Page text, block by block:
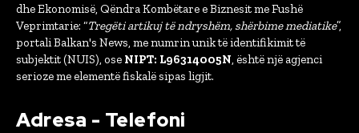
dhe Ekonomisë, Qëndra Kombëtare e Biznesit me Fushë
Veprimtarie: “Tregëti artikuj të ndryshëm, shërbime mediatike”,
portali Balkan's News, me numrin unik të identifikimit të
subjektit (NUIS), ose NIPT: L96314005N, është një agjenci
serioze me elementë fiskalë sipas ligjit.
Adresa - Telefoni